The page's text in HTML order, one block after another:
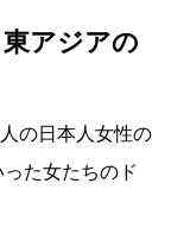
アジアの
の日本人女性の
た女たちのド